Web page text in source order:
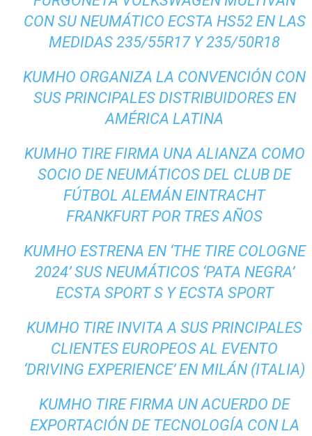
CON SU NEUMÁTICO ECSTA HS52 EN LAS
MEDIDAS 235/55R17 Y 235/50R18
KUMHO ORGANIZA LA CONVENCIÓN CON
SUS PRINCIPALES DISTRIBUIDORES EN
AMÉRICA LATINA
KUMHO TIRE FIRMA UNA ALIANZA COMO
SOCIO DE NEUMÁTICOS DEL CLUB DE
FÚTBOL ALEMÁN EINTRACHT
FRANKFURT POR TRES AÑOS
KUMHO ESTRENA EN ‘THE TIRE COLOGNE
2024’ SUS NEUMÁTICOS ‘PATA NEGRA’
ECSTA SPORT S Y ECSTA SPORT
KUMHO TIRE INVITA A SUS PRINCIPALES
CLIENTES EUROPEOS AL EVENTO
‘DRIVING EXPERIENCE’ EN MILÁN (ITALIA)
KUMHO TIRE FIRMA UN ACUERDO DE
EXPORTACIÓN DE TECNOLOGÍA CON LA